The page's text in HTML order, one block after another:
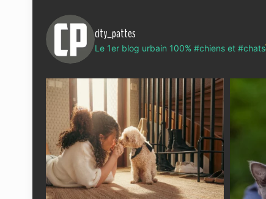
city_pattes
Le 1er blog urbain 100% #chiens et #chats